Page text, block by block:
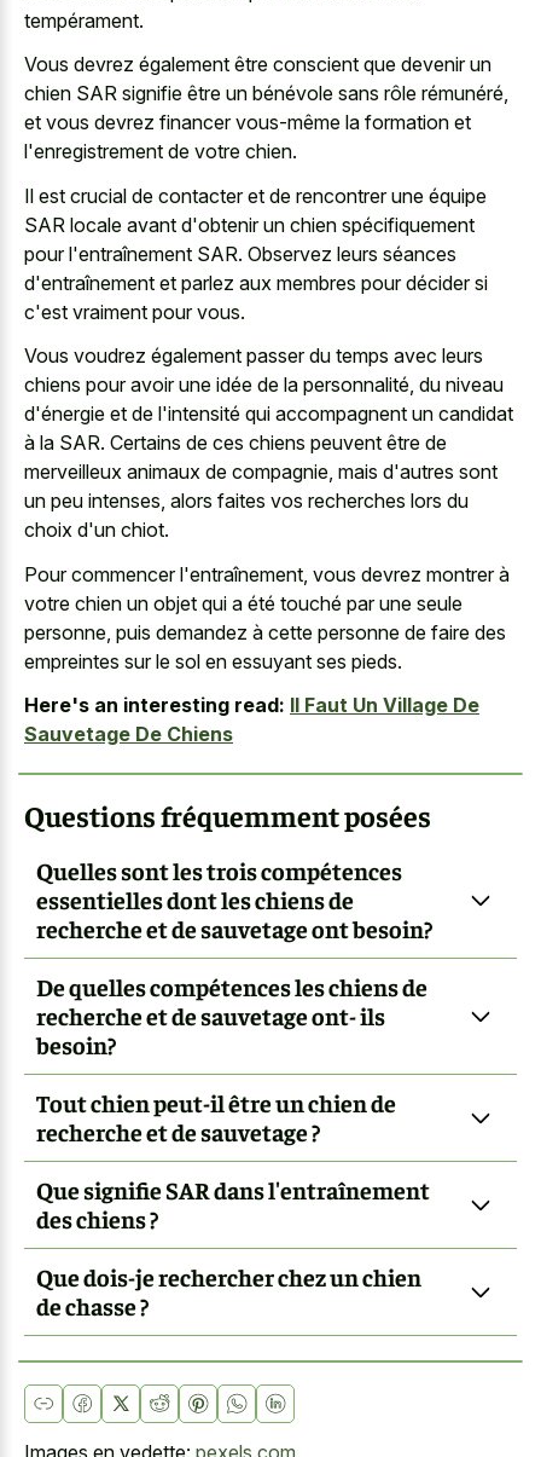
tempérament.
Vous devrez également être conscient que devenir un
chien SAR signifie être un bénévole sans rôle rémunéré,
et vous devrez financer vous-même la formation et
l'enregistrement de votre chien.
Il est crucial de contacter et de rencontrer une équipe
SAR locale avant d'obtenir un chien spécifiquement
pour l'entraînement SAR. Observez leurs séances
d'entraînement et parlez aux membres pour décider si
c'est vraiment pour vous.
Vous voudrez également passer du temps avec leurs
chiens pour avoir une idée de la personnalité, du niveau
d'énergie et de l'intensité qui accompagnent un candidat
à la SAR. Certains de ces chiens peuvent être de
merveilleux animaux de compagnie, mais d'autres sont
un peu intenses, alors faites vos recherches lors du
choix d'un chiot.
Pour commencer l'entraînement, vous devrez montrer à
votre chien un objet qui a été touché par une seule
personne, puis demandez à cette personne de faire des
empreintes sur le sol en essuyant ses pieds.
Here's an interesting read: Il Faut Un Village De
Sauvetage De Chiens
Questions fréquemment posées
Quelles sont les trois compétences
essentielles dont les chiens de
recherche et de sauvetage ont besoin?
De quelles compétences les chiens de
recherche et de sauvetage ont- ils
besoin?
Tout chien peut-il être un chien de
recherche et de sauvetage ?
Que signifie SAR dans l'entraînement
des chiens ?
Que dois-je rechercher chez un chien
de chasse ?